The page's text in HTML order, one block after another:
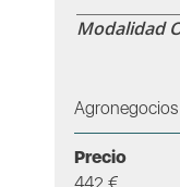
Modalidad
Agronegocios
Precio